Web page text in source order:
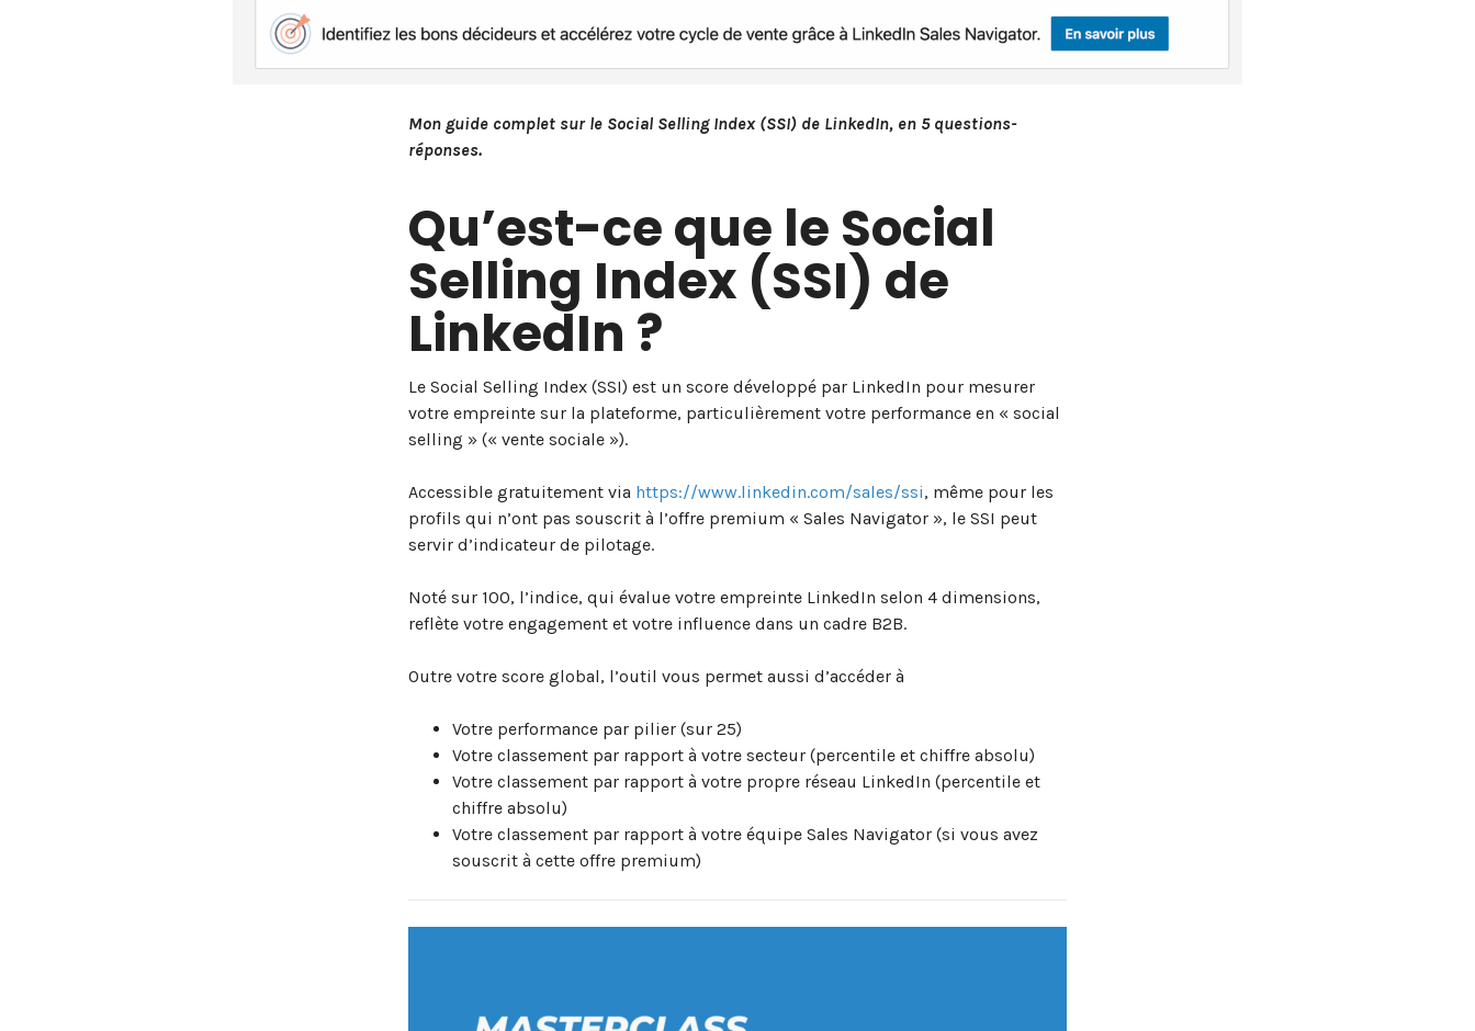
Mon guide complet sur le Social Selling Index (SSI) de LinkedIn, en 5 questions-
réponses.
Qu’est-ce que le Social
Selling Index (SSI) de
LinkedIn ?
Le Social Selling Index (SSI) est un score développé par LinkedIn pour mesurer
votre empreinte sur la plateforme, particulièrement votre performance en « social
selling » (« vente sociale »).
Accessible gratuitement via https://www.linkedin.com/sales/ssi, même pour les
profils qui n’ont pas souscrit à l’offre premium « Sales Navigator », le SSI peut
servir d’indicateur de pilotage.
Noté sur 100, l’indice, qui évalue votre empreinte LinkedIn selon 4 dimensions,
reflète votre engagement et votre influence dans un cadre B2B.
Outre votre score global, l’outil vous permet aussi d’accéder à
Votre performance par pilier (sur 25)
Votre classement par rapport à votre secteur (percentile et chiffre absolu)
Votre classement par rapport à votre propre réseau LinkedIn (percentile et
chiffre absolu)
Votre classement par rapport à votre équipe Sales Navigator (si vous avez
souscrit à cette offre premium)